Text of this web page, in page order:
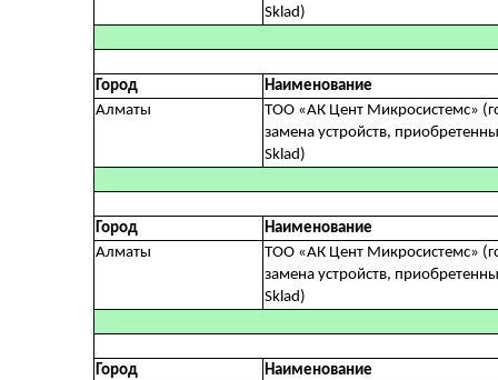
Sklad)
Город
Наименование
Алматы
ТОО «АК Цент Микросистемc»
замена устройств,
Sklad)
Город
Наименование
Алматы
ТОО «АК Цент Микросистемc»
замена устройств,
Sklad)
Город
Наименование